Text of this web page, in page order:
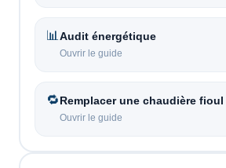
📊Audit énergétique
Ouvrir le guide
🔁Remplacer une chaudière fioul
Ouvrir le guide